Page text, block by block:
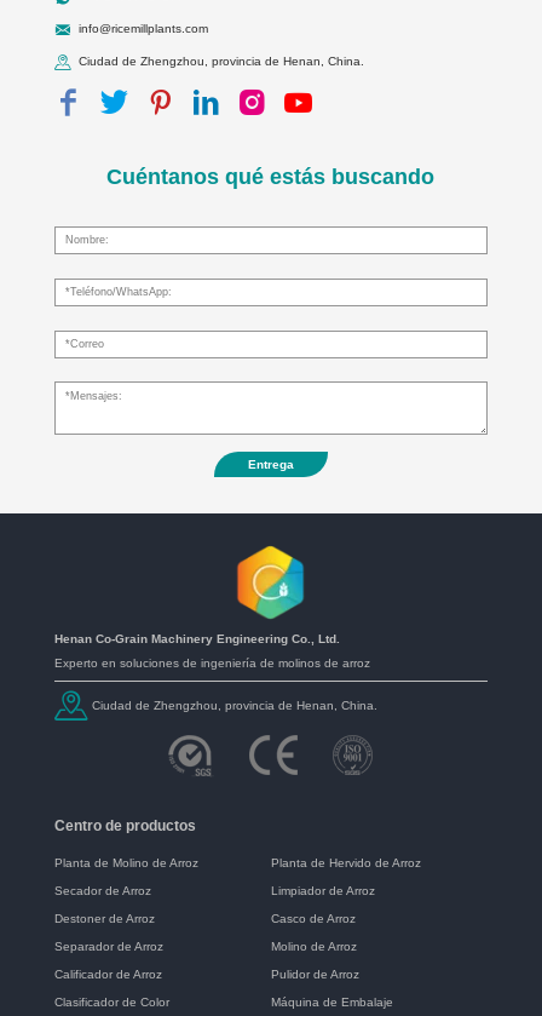
info@ricemillplants.com
Ciudad de Zhengzhou, provincia de Henan, China.
Cuéntanos qué estás buscando
Entrega
Henan Co-Grain Machinery Engineering Co., Ltd.
Experto en soluciones de ingeniería de molinos de arroz
Ciudad de Zhengzhou, provincia de Henan, China.
Centro de productos
Planta de Molino de Arroz Planta de Hervido de Arroz
Secador de Arroz Limpiador de Arroz
Destoner de Arroz Casco de Arroz
Separador de Arroz Molino de Arroz
Calificador de Arroz Pulidor de Arroz
Clasificador de Color Máquina de Embalaje